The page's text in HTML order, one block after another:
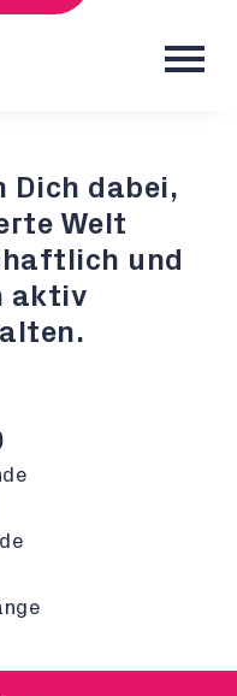
Dich dabei,
Welt
und
aktiv